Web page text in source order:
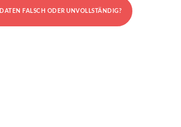
DATEN FALSCH ODER UNVOLLSTÄNDIG?